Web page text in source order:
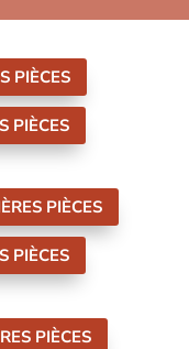
PIÈCES
PIÈCES
PIÈCES
PIÈCES
PIÈCES